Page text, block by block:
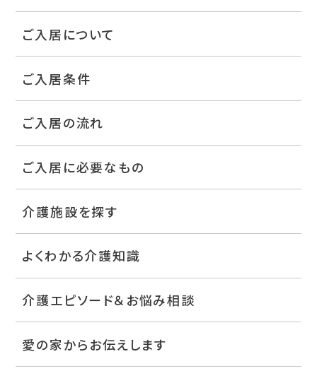
ご入居について
ご入居条件
ご入居の流れ
ご入居に必要なもの
介護施設を探す
よくわかる介護知識
介護エピソード＆お悩み相談
愛の家からお伝えします